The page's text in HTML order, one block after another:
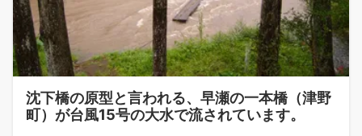
沈下橋の原型と言われる、早瀬の一本橋（津野
町）が台風15号の大水で流されています。